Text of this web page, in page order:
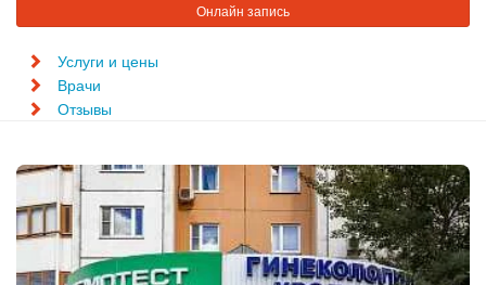
Онлайн запись
Услуги и цены
Врачи
Отзывы